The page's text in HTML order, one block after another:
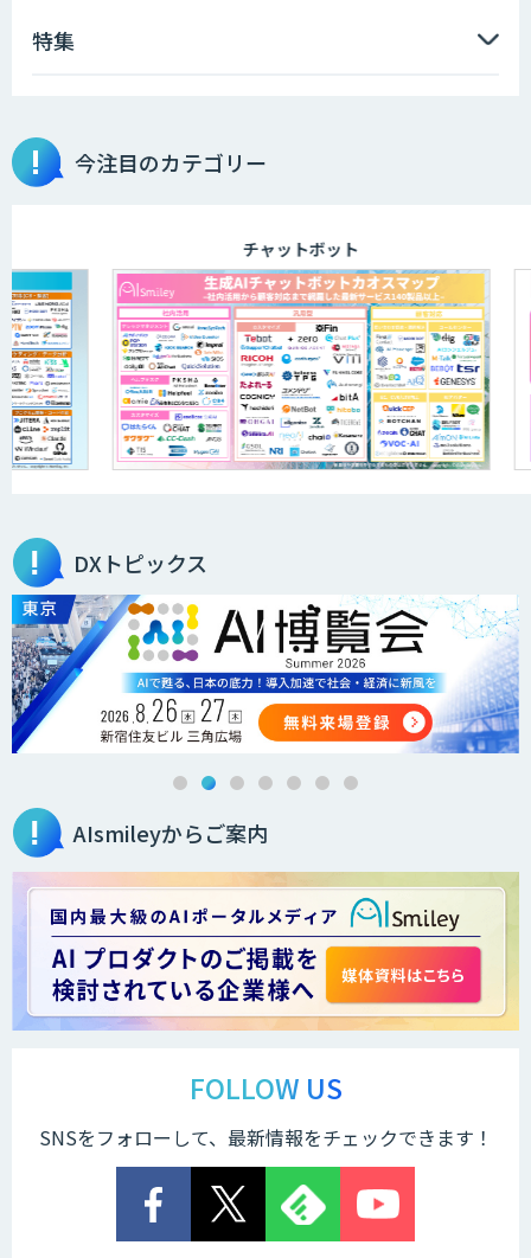
特集
今注目のカテゴリー
チャットボット
DXトピックス
AIsmileyからご案内
FOLLOW US
SNSをフォローして、最新情報をチェックできます！